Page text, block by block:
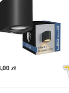
zł